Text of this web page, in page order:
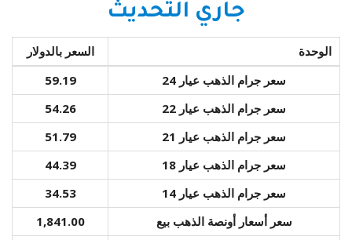
جاري التحديث
الوحدة
السعر بالدولار
سعر جرام الذهب عيار 24
59.19
سعر جرام الذهب عيار 22
54.26
سعر جرام الذهب عيار 21
51.79
سعر جرام الذهب عيار 18
44.39
سعر جرام الذهب عيار 14
34.53
سعر أسعار أونصة الذهب بيع
1,841.00